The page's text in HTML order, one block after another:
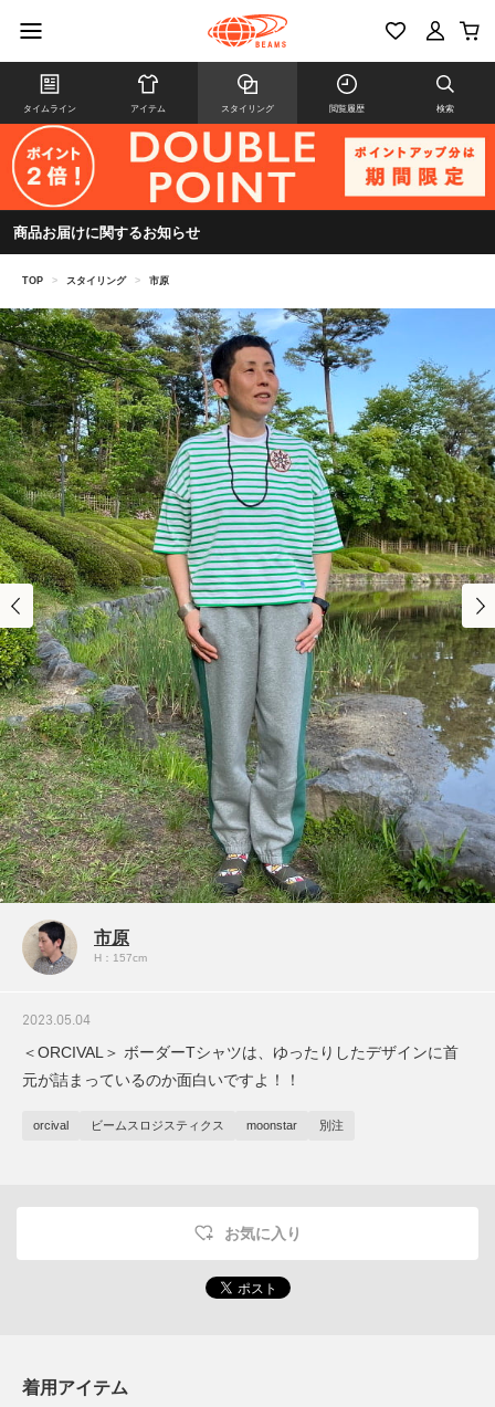
タイムライン アイテム スタイリング 閲覧履歴 検索
商品お届けに関するお知らせ
TOP > スタイリング > 市原
市原
H：157cm
2023.05.04
＜ORCIVAL＞ ボーダーTシャツは、ゆったりしたデザインに首
元が詰まっているのか面白いですよ！！
orcival ビームスロジスティクス moonstar 別注
お気に入り
着用アイテム